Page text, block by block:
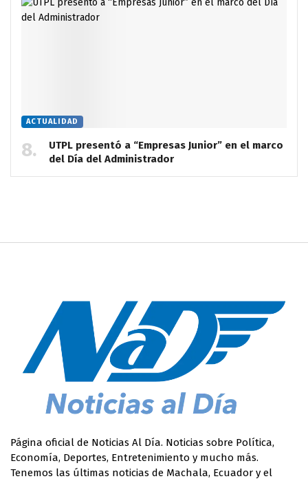
ACTUALIDAD
UTPL presentó a “Empresas Junior” en el marco
del Día del Administrador
Página oficial de Noticias Al Día. Noticias sobre Política,
Economía, Deportes, Entretenimiento y mucho más.
Tenemos las últimas noticias de Machala, Ecuador y el